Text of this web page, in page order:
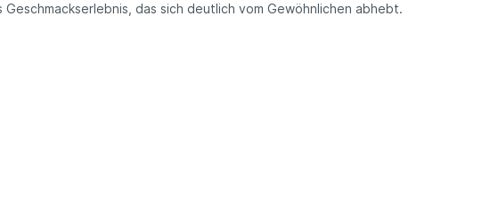
das sich deutlich vom Gewöhnlichen abhebt.